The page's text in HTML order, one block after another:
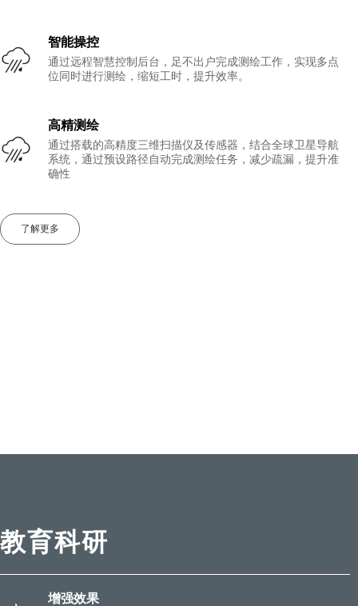
智能操控
通过远程智慧控制后台，足不出户完成测绘工作，实现多点
位同时进行测绘，缩短工时，提升效率。
高精测绘
通过搭载的高精度三维扫描仪及传感器，结合全球卫星导航
系统，通过预设路径自动完成测绘任务，减少疏漏，提升准
确性
了解更多
教育科研
增强效果